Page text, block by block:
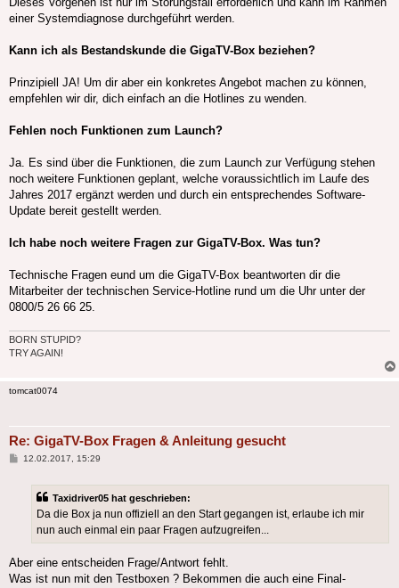
einer Systemdiagnose durchgeführt werden.
Kann ich als Bestandskunde die GigaTV-Box beziehen?
Prinzipiell JA! Um dir aber ein konkretes Angebot machen zu können,
empfehlen wir dir, dich einfach an die Hotlines zu wenden.
Fehlen noch Funktionen zum Launch?
Ja. Es sind über die Funktionen, die zum Launch zur Verfügung stehen
noch weitere Funktionen geplant, welche voraussichtlich im Laufe des
Jahres 2017 ergänzt werden und durch ein entsprechendes Software-
Update bereit gestellt werden.
Ich habe noch weitere Fragen zur GigaTV-Box. Was tun?
Technische Fragen eund um die GigaTV-Box beantworten dir die
Mitarbeiter der technischen Service-Hotline rund um die Uhr unter der
0800/5 26 66 25.
BORN STUPID?
TRY AGAIN!
tomcat0074
Re: GigaTV-Box Fragen & Anleitung gesucht
Beitrag
12.02.2017, 15:29
Taxidriver05 hat geschrieben:
Da die Box ja nun offiziell an den Start gegangen ist, erlaube ich mir
nun auch einmal ein paar Fragen aufzugreifen...
Aber eine entscheiden Frage/Antwort fehlt.
Was ist nun mit den Testboxen ? Bekommen die auch eine Final-